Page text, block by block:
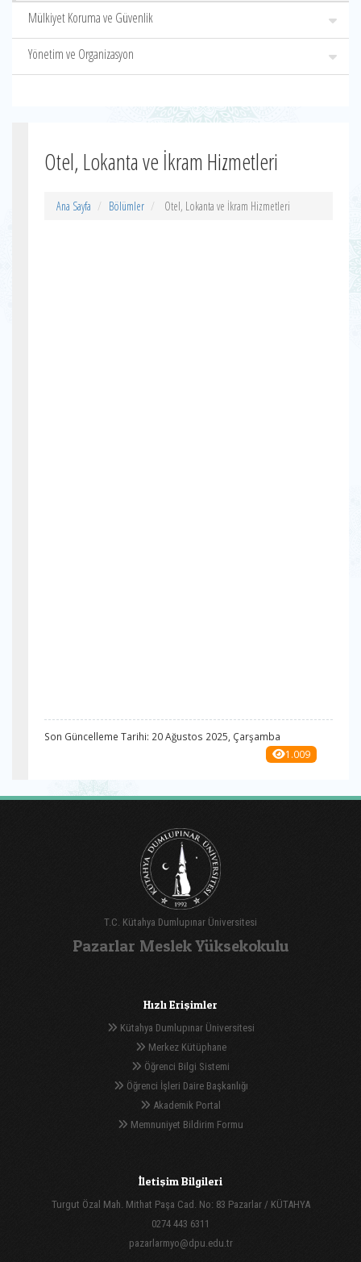
Mülkiyet Koruma ve Güvenlik
Yönetim ve Organizasyon
Otel, Lokanta ve İkram Hizmetleri
Ana Sayfa Bölümler Otel, Lokanta ve İkram Hizmetleri
Son Güncelleme Tarihi: 20 Ağustos 2025, Çarşamba
1.009
T.C. Kütahya Dumlupınar Üniversitesi
Pazarlar Meslek Yüksekokulu
Hızlı Erişimler
Kütahya Dumlupınar Üniversitesi
Merkez Kütüphane
Öğrenci Bilgi Sistemi
Öğrenci İşleri Daire Başkanlığı
Akademik Portal
Memnuniyet Bildirim Formu
İletişim Bilgileri
Turgut Özal Mah. Mithat Paşa Cad. No: 83 Pazarlar / KÜTAHYA
0274 443 6311
pazarlarmyo@dpu.edu.tr